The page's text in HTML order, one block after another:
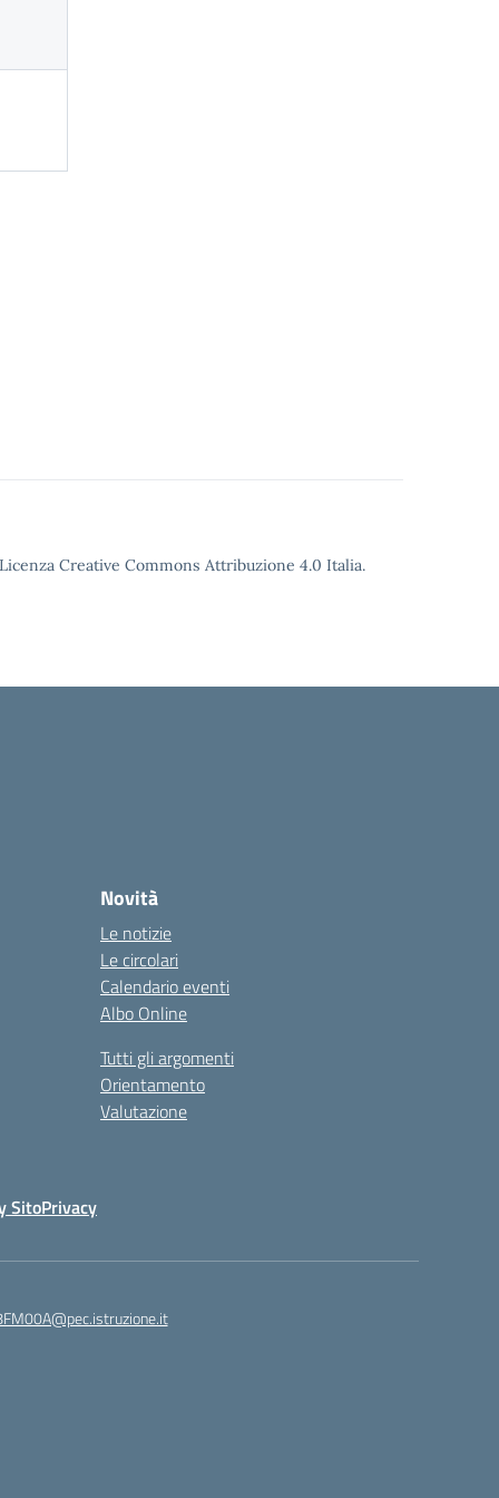
Creative Commons Attribuzione 4.0 Italia.
Novità
Le notizie
Le circolari
Calendario eventi
Albo Online
Tutti gli argomenti
Orientamento
Valutazione
SitoPrivacy